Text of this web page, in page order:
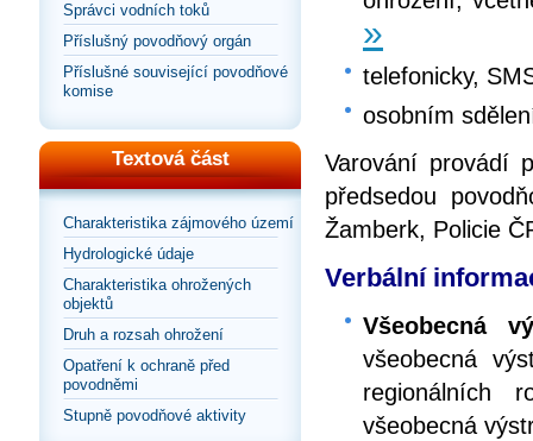
Správci vodních toků
Příslušný povodňový orgán
Příslušné související povodňové
komise
Textová část
Charakteristika zájmového území
Hydrologické údaje
Charakteristika ohrožených
objektů
Druh a rozsah ohrožení
Opatření k ochraně před
povodněmi
Stupně povodňové aktivity
»
telefonicky,
osobním
Varování provádí
předsedou
Žamberk, Policie
Verbální
Všeobecná
všeobecná
regionálních
všeobecná